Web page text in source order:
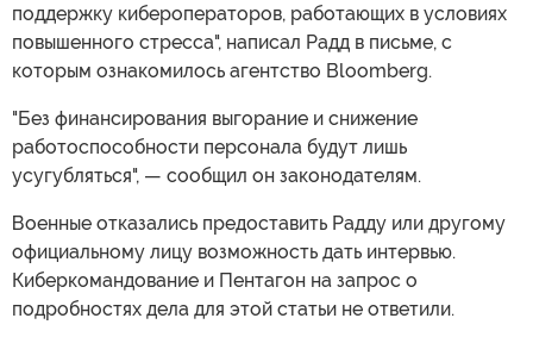
поддержку кибероператоров, работающих в условиях
повышенного стресса", написал Радд в письме, с
которым ознакомилось агентство Bloomberg.
"Без финансирования выгорание и снижение
работоспособности персонала будут лишь
усугубляться", — сообщил он законодателям.
Военные отказались предоставить Радду или другому
официальному лицу возможность дать интервью.
Киберкомандование и Пентагон на запрос о
подробностях дела для этой статьи не ответили.